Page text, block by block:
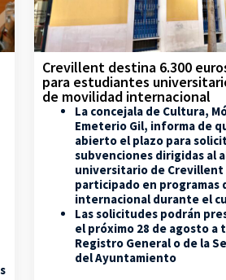
Crevillent destina 6.300
para estudiantes
de movilidad internacional
La concejala de Cultura,
Emeterio Gil, informa de
abierto el plazo para
subvenciones dirigidas al
universitario de Crevillent
participado en programas
internacional durante el
Las solicitudes podrán
el próximo 28 de agosto a
Registro General o de la
del Ayuntamiento